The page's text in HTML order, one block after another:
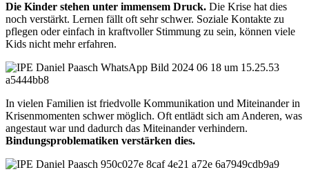
Die Kinder stehen unter immensem Druck. Die Krise hat dies
noch verstärkt. Lernen fällt oft sehr schwer. Soziale Kontakte zu
pflegen oder einfach in kraftvoller Stimmung zu sein, können viele
Kids nicht mehr erfahren.
In vielen Familien ist friedvolle Kommunikation und Miteinander in
Krisenmomenten schwer möglich. Oft entlädt sich am Anderen, was
angestaut war und dadurch das Miteinander verhindern.
Bindungsproblematiken verstärken dies.